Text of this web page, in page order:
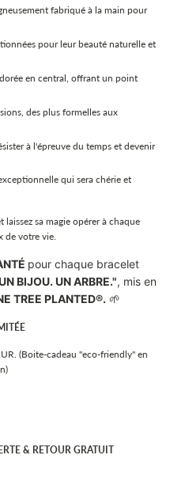
fabriqué à la main pour
pour leur beauté naturelle et
en central, offrant un point
des plus formelles aux
à l'épreuve du temps et devenir
qui sera chérie et
laissez sa magie opérer à chaque
de votre vie.
pour chaque bracelet
BIJOU. UN ARBRE.", mis en
TREE PLANTED®. 🌱
(Boite-cadeau "eco-friendly" en
& RETOUR GRATUIT